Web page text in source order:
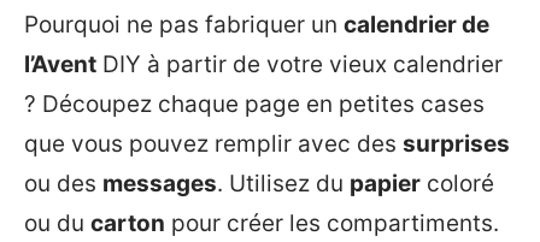
Pourquoi ne pas fabriquer un calendrier de
l’Avent DIY à partir de votre vieux calendrier
? Découpez chaque page en petites cases
que vous pouvez remplir avec des surprises
ou des messages. Utilisez du papier coloré
ou du carton pour créer les compartiments.